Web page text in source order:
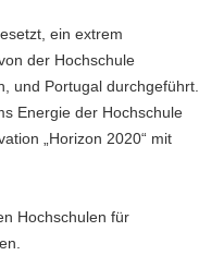
ein extrem
der Hochschule
und Portugal durchgeführt.
Energie der Hochschule
„Horizon 2020“ mit
Hochschulen für